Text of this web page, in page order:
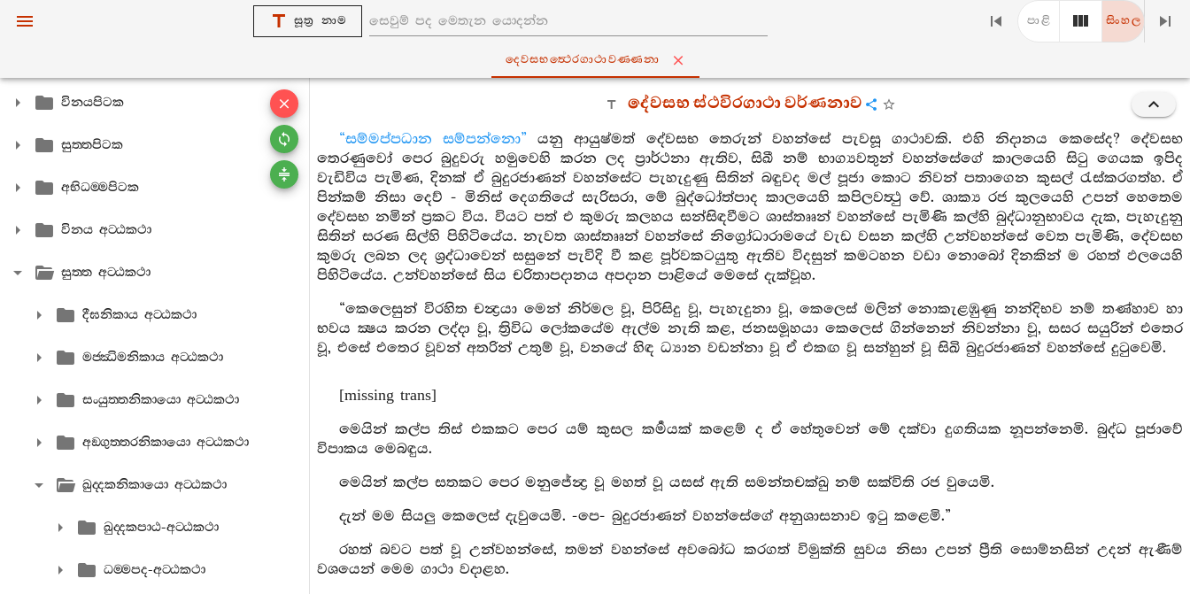
සූත්‍ර නාම පාළි සිංහල
දෙවසභත්‍ථෙරගාථාවණ‍්ණනා
විනයපිටක
සුත‍්තපිටක
අභිධම‍්මපිටක
විනය අට‍්ඨකථා
සුත‍්ත අට‍්ඨකථා
දීඝනිකාය අට‍්ඨකථා
මජ‍්ඣිමනිකාය අට‍්ඨකථා
සංයුත‍්තනිකායො අට‍්ඨකථා
අඞ‍්ගුත‍්තරනිකායො අට‍්ඨකථා
ඛුද‍්දකනිකායො අට‍්ඨකථා
ඛුද‍්දකපාඨ-අට‍්ඨකථා
ධම‍්මපද-අට‍්ඨකථා
දේවසභ ස්ථවිරගාථා වර්ණනාව
“සම්මප්පධාන සම්පන්නො” යනු ආයුෂ්මත් දේවසභ තෙරුන් වහන්සේ පැවසූ ගාථාවකි. එහි නිදානය කෙසේද? දේවසභ
තෙරණුවෝ පෙර බුදුවරු හමුවෙහි කරන ලද ප්‍රාර්ථනා ඇතිව, සිඛී නම් භාග්‍යවතුන් වහන්සේගේ කාලයෙහි සිටු ගෙයක ඉපිද
වැඩිවිය පැමිණ, දිනක් ඒ බුදුරජාණන් වහන්සේට පැහැදුණු සිතින් බඳුවද මල් පූජා කොට නිවන් පතාගෙන කුසල් රැස්කරගත්හ. ඒ
පින්කම් නිසා දෙව් - මිනිස් දෙගතියේ සැරිසරා, මේ බුද්ධෝත්පාද කාලයෙහි කපිලවත්‍ථු වේ. ශාක්‍ය රජ කුලයෙහි උපන් හෙතෙම
දේවසභ නමින් ප්‍රකට විය. වියට පත් එ කුමරු කලහය සන්සිඳවීමට ශාස්තෲන් වහන්සේ පැමිණි කල්හි බුද්ධානුභාවය දැක, පැහැදුනු
සිතින් සරණ සිල්හි පිහිටියේය. නැවත ශාස්තෲන් වහන්සේ නිග්‍රෝධාරාමයේ වැඩ වසන කල්හි උන්වහන්සේ වෙත පැමිණි, දේවසභ
කුමරු ලබන ලද ශ්‍රද්ධාවෙන් සසුනේ පැවිදි වී කළ පූර්වකටයුතු ඇතිව විදසුන් කමටහන වඩා නොබෝ දිනකින් ම රහත් ඵලයෙහි
පිහිටියේය. උන්වහන්සේ සිය චරිතාපදානය අපදාන පාළියේ මෙසේ දැක්වූහ.
“කෙලෙසුන් විරහිත චන්‍ද්‍රයා මෙන් නිර්මල වූ, පිරිසිදු වූ, පැහැදුනා වූ, කෙලෙස් මලින් නොකැළඹුණු නන්දිභව නම් තණ්හාව හා
භවය ක්‍ෂය කරන ලද්දා වූ, ත්‍රිවිධ ලෝකයේම ඇල්ම නැති කළ, ජනසමූහයා කෙලෙස් ගින්නෙන් නිවන්නා වූ, සසර සයුරින් එතෙර
වූ, එසේ එතෙර වූවන් අතරින් උතුම් වූ, වනයේ හිඳ ධ්‍යාන වඩන්නා වූ ඒ එකඟ වූ සන්හුන් වූ සිඛි බුදුරජාණන් වහන්සේ දුටුවෙමි.
[missing trans]
මෙයින් කල්ප තිස් එකකට පෙර යම් කුසල කර්‍මයක් කළෙම් ද ඒ හේතුවෙන් මේ දක්වා දුගතියක නූපන්නෙමි. බුද්ධ පූජාවේ
විපාකය මෙබඳුය.
මෙයින් කල්ප සතකට පෙර මනුජේන්‍ද්‍ර වූ මහත් වූ යසස් ඇති සමන්තචක්ඛු නම් සක්විති රජ වුයෙමි.
දැන් මම සියලු කෙලෙස් දැවුයෙමි. -පෙ- බුදුරජාණන් වහන්සේගේ අනුශාසනාව ඉටු කළෙමි.”
රහත් බවට පත් වූ උන්වහන්සේ, තමන් වහන්සේ අවබෝධ කරගත් විමුක්ති සුවය නිසා උපන් ප්‍රීති සොම්නසින් උදන් ඇණීම්
වශයෙන් මෙම ගාථා වදාළහ.